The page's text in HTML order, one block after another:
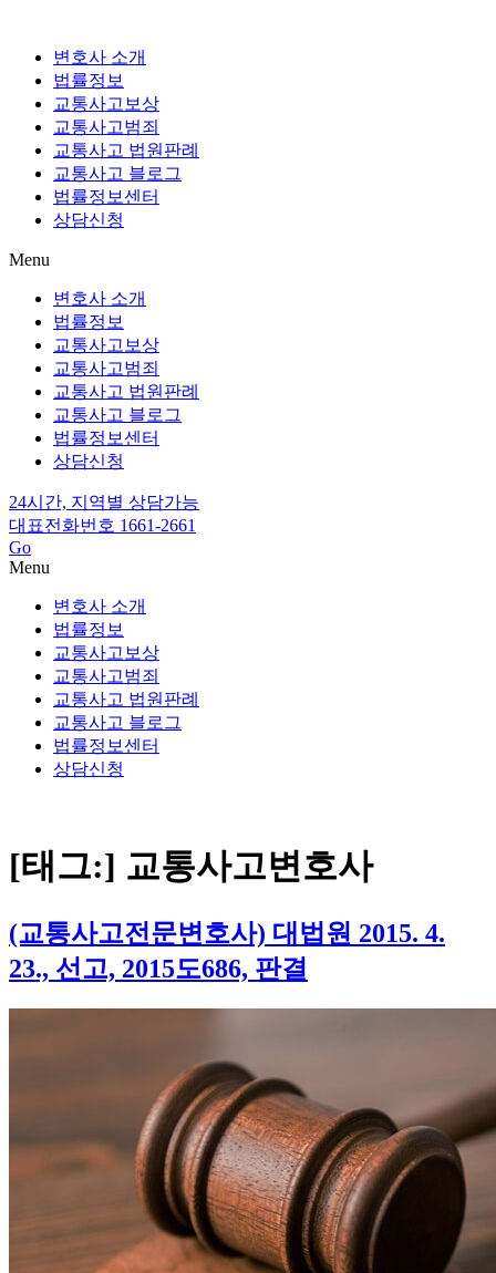
content변호사 소개
법률정보
교통사고보상
교통사고범죄
교통사고 법원판례
교통사고 블로그
법률정보센터
상담신청
Menu
변호사 소개
법률정보
교통사고보상
교통사고범죄
교통사고 법원판례
교통사고 블로그
법률정보센터
상담신청
24시간, 지역별 상담가능
대표전화번호 1661-2661
Go
Menu
변호사 소개
법률정보
교통사고보상
교통사고범죄
교통사고 법원판례
교통사고 블로그
법률정보센터
상담신청
[태그:] 교통사고변호사
(교통사고전문변호사) 대법원 2015. 4.
23., 선고, 2015도686, 판결